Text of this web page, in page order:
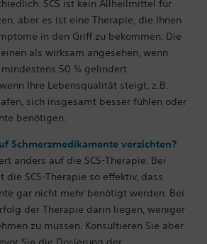
SCS ist kein Allheilmittel für
aber es ist eine Therapie, die Ihnen
in den Griff zu bekommen. Die
als wirksam angesehen, wenn
50 % gelindert
Ihre Lebensqualität steigt, z.B.
sich insgesamt besser fühlen oder
benötigen.
Schmerzmedikamente verzichten?
anders auf die SCS-Therapie. Bei
die SCS-Therapie so effektiv, dass
gar nicht mehr benötigt werden. Bei
der Therapie darin liegen, weniger
zu müssen. Konsultieren Sie aber